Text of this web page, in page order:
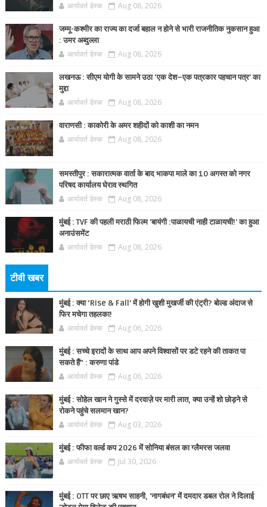
आर्यावर्त डेस्क Aug 08, 2026
जम्मू-कश्मीर का राज्य का दर्जा बहाल न होने से भारी राजनीतिक नुकसान हुआ
: उमर अब्दुल्ला
आर्यावर्त डेस्क Aug 08, 2026
लखनऊ : सीएम योगी के सामने उठा ‘एक देश–एक पत्रकार पहचान पत्र’ का
मुद्दा
आर्यावर्त डेस्क Aug 08, 2026
वाराणसी : काकोरी के अमर शहीदों को काशी का नमन
आर्यावर्त डेस्क Aug 08, 2026
समस्तीपुर : सकारात्मक वार्ता के बाद भाकपा माले का 10 अगस्त को नगर
परिषद कार्यालय घेराव स्थगित
आर्यावर्त डेस्क Aug 08, 2026
मुंबई : TVF की पहली मराठी फिल्म 'बायंगी :पाळायची नाही टाळायची!' का हुआ
अनाउंसमेंट
आर्यावर्त डेस्क Aug 08, 2026
टीवी खबर
मुंबई : क्या ‘Rise & Fall’ में होगी खुशी मुखर्जी की एंट्री? बोल्ड अंदाज से
फिर मचेगा तहलका!
आर्यावर्त डेस्क Aug 06, 2026
मुंबई : सच्चे इरादों के साथ आप अपने विश्वासों पर डटे रहने की ताकत पा
सकते हैं” : करुणा पांडे
आर्यावर्त डेस्क Aug 06, 2026
मुंबई : सोहेल खान ने गुस्से में दरवाज़े पर मारी लात, क्या उन्हें शो छोड़ने से
रोकने पहुंचे सलमान खान?
आर्यावर्त डेस्क Aug 03, 2026
मुंबई : फीफा वर्ल्ड कप 2026 में सोनिया बंसल का ग्लैमरस जलवा
आर्यावर्त डेस्क Jul 30, 2026
मुंबई : OTT पर छाए ऋषभ साहनी, 'नागबंधन' में दमदार डबल रोल ने दिलाई